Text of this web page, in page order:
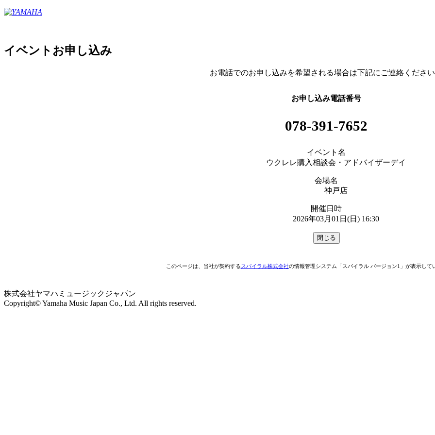
イベントお申し込み
お電話でのお申し込みを希望される場合は下記にご連絡くださ
お申し込み電話番号
078-391-7652
イベント名
ウクレレ購入相談会・アドバイザーデイ
会場名
神戸店
開催日時
2026年03月01日(日) 16:30
このページは、当社が契約するスパイラル株式会社の情報管理システム「スパイラル バージョン1」が表示して
株式会社ヤマハミュージックジャパン
Copyright© Yamaha Music Japan Co., Ltd. All rights reserved.